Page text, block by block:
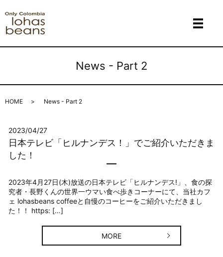
News - Part 2
HOME News - Part 2
2023/04/27
日本テレビ「ヒルナンデス！」でご紹介いただきま
した！
2023年4月27日(木)放送の日本テレビ「ヒルナンデス!」、食の探
究者・長野くんの世界一ウマい食べ歩きコーナーにて、当社カフ
ェ lohasbeans coffeeと自慢のコーヒーをご紹介いただきまし
た！！ https: […]
MORE